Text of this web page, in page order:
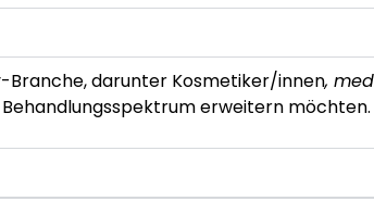
Branche, darunter Kosmetiker/innen,
erweitern möchten.